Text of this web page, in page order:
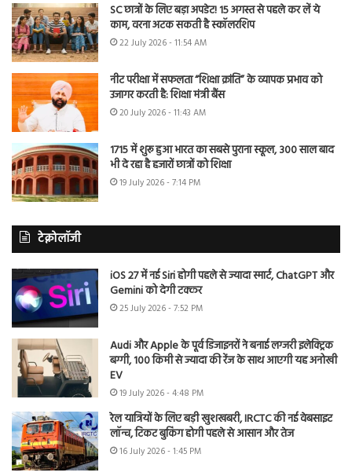
SC छात्रों के लिए बड़ा अपडेट! 15 अगस्त से पहले कर लें ये
काम, वरना अटक सकती है स्कॉलरशिप
22 July 2026 - 11:54 AM
नीट परीक्षा में सफलता “शिक्षा क्रांति” के व्यापक प्रभाव को
उजागर करती है: शिक्षा मंत्री बैंस
20 July 2026 - 11:43 AM
1715 में शुरू हुआ भारत का सबसे पुराना स्कूल, 300 साल बाद
भी दे रहा है हजारों छात्रों को शिक्षा
19 July 2026 - 7:14 PM
टेक्नोलॉजी
iOS 27 में नई Siri होगी पहले से ज्यादा स्मार्ट, ChatGPT और
Gemini को देगी टक्कर
25 July 2026 - 7:52 PM
Audi और Apple के पूर्व डिजाइनरों ने बनाई लग्जरी इलेक्ट्रिक
बग्गी, 100 किमी से ज्यादा की रेंज के साथ आएगी यह अनोखी
EV
19 July 2026 - 4:48 PM
रेल यात्रियों के लिए बड़ी खुशखबरी, IRCTC की नई वेबसाइट
लॉन्च, टिकट बुकिंग होगी पहले से आसान और तेज
16 July 2026 - 1:45 PM